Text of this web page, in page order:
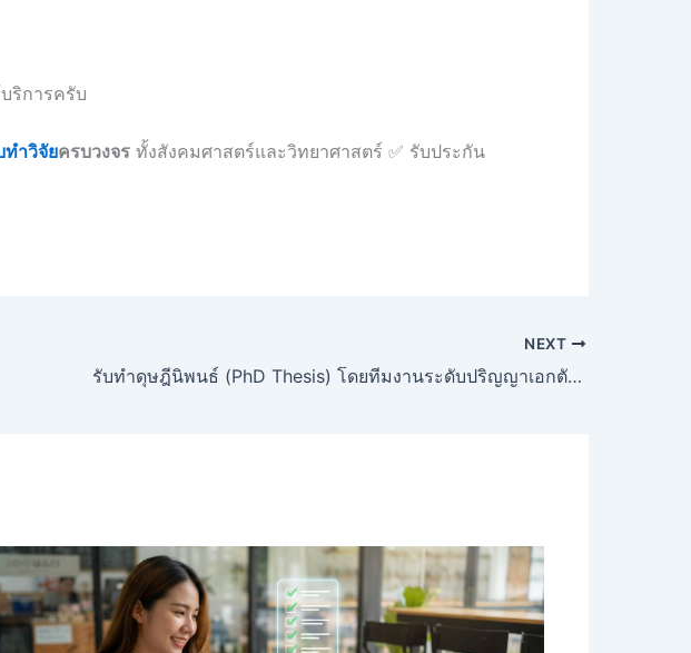
ริการครับ
ทำวิจัยครบวงจร ทั้งสังคมศาสตร์และวิทยาศาสตร์ ✅ รับประกัน
NEXT
รับทำดุษฎีนิพนธ์ (PhD Thesis) โดยทีมงานระดับปริญญาเอกตัวจริง